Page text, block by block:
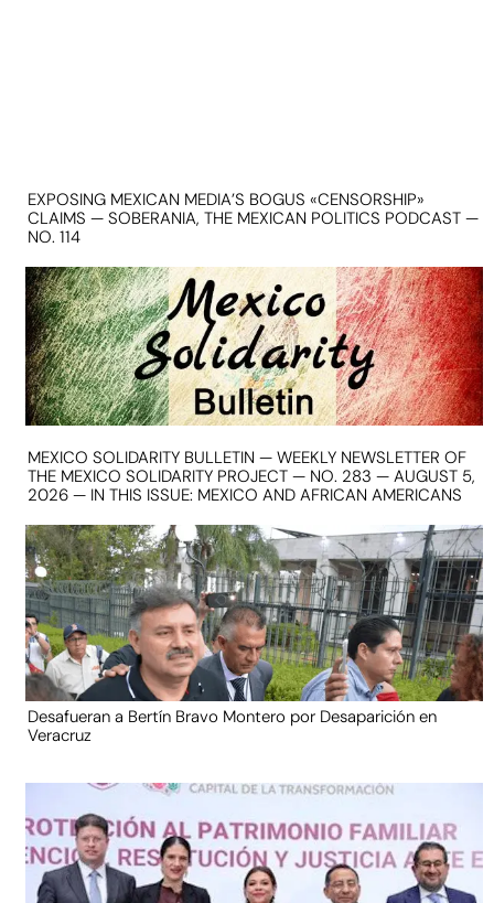
EXPOSING MEXICAN MEDIA’S BOGUS «CENSORSHIP»
CLAIMS — SOBERANIA, THE MEXICAN POLITICS PODCAST —
NO. 114
MEXICO SOLIDARITY BULLETIN — WEEKLY NEWSLETTER OF
THE MEXICO SOLIDARITY PROJECT — NO. 283 — AUGUST 5,
2026 — IN THIS ISSUE: MEXICO AND AFRICAN AMERICANS
Desafueran a Bertín Bravo Montero por Desaparición en
Veracruz